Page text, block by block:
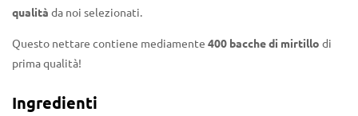
qualità da noi selezionati.
Questo nettare contiene mediamente 400 bacche di mirtillo di
prima qualità!
Ingredienti